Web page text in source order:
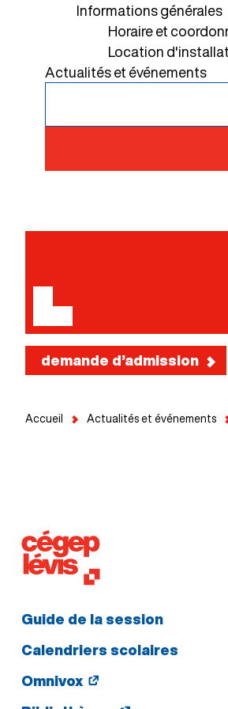
Informations générales
Horaire et
Location
Actualités et événements
demande d’admission
Accueil Actualités et événements
Guide de la session
Calendriers scolaires
Omnivox